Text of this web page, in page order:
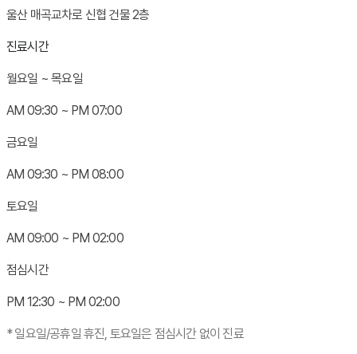
울산 매곡교차로 신협 건물 2층
진료시간
월요일 ~ 목요일
AM 09:30 ~ PM 07:00
금요일
AM 09:30 ~ PM 08:00
토요일
AM 09:00 ~ PM 02:00
점심시간
PM 12:30 ~ PM 02:00
* 일요일/공휴일 휴진, 토요일은 점심시간 없이 진료